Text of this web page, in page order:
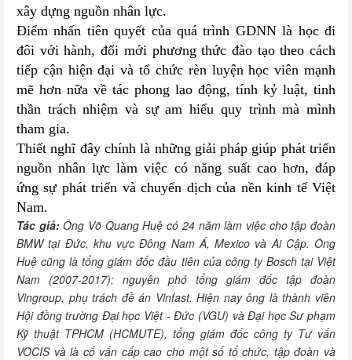
xây dựng nguồn nhân lực.
Điểm nhấn tiên quyết của quá trình GDNN là học đi
đôi với hành, đổi mới phương thức đào tạo theo cách
tiếp cận hiện đại và tổ chức rèn luyện học viên mạnh
mẽ hơn nữa về tác phong lao động, tính kỷ luật, tinh
thần trách nhiệm và sự am hiểu quy trình mà mình
tham gia.
Thiết nghĩ đây chính là những giải pháp giúp phát triển
nguồn nhân lực làm việc có năng suất cao hơn, đáp
ứng sự phát triển và chuyển dịch của nền kinh tế Việt
Nam.
Tác giả: Ông Võ Quang Huệ có 24 năm làm việc cho tập đoàn
BMW tại Đức, khu vực Đông Nam Á, Mexico và Ai Cập. Ông
Huệ cũng là tổng giám đốc đầu tiên của công ty Bosch tại Việt
Nam (2007-2017); nguyên phó tổng giám đốc tập đoàn
Vingroup, phụ trách đề án Vinfast. Hiện nay ông là thành viên
Hội đồng trường Đại học Việt - Đức (VGU) và Đại học Sư phạm
Kỹ thuật TPHCM (HCMUTE), tổng giám đốc công ty Tư vấn
VOCIS và là cố vấn cấp cao cho một số tổ chức, tập đoàn và